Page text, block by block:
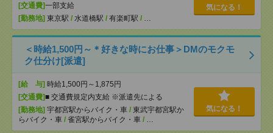
[交通費]一部支給
[勤務地] 東京駅 / 水道橋駅 / 有楽町駅 / …
気になる！
＜時給1,500円～＊好きな時にお仕事＞DMのモクモ
ク仕分け[派遣]
[給 与] 時給1,500円～1,875円
[交通費]■ 交通費規定内支給 ※派遣先による
[勤務地] 宇都宮駅からバイク・車 / 東武宇都宮駅か
らバイク・車 / 雀宮駅からバイク・車 / …
気になる！